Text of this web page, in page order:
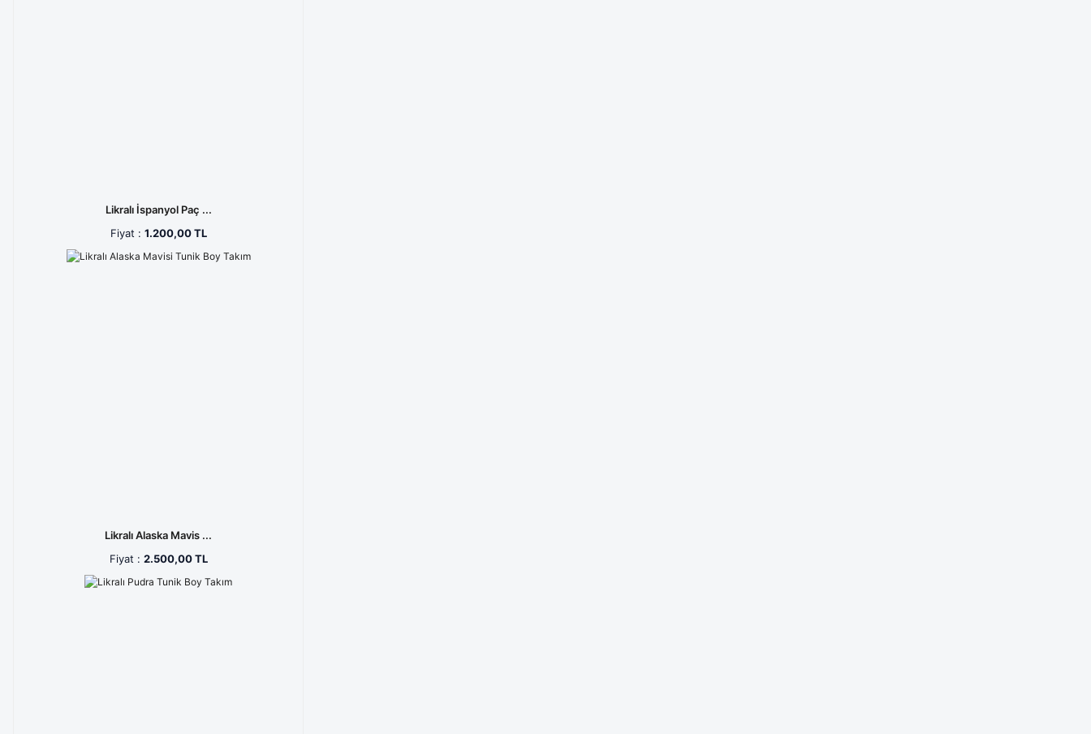
Çikolata Kahve (2)
Erik Çürüğü (2)
Sütlü Kahve (2)
Taş Rengi (2)
Likralı İspanyol Paç ...
Fiyat : 1.200,00 TL
Likralı Alaska Mavis ...
Fiyat : 2.500,00 TL